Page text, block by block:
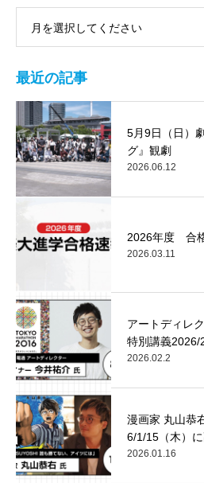
月を選択してください
最近の記事
5月9日（日）
グ』観劇
2026.06.12
2026年度 合
2026.03.11
アートディレ
特別講義2026/
2026.02.2
漫画家 丸山恭
6/1/15（木）
2026.01.16